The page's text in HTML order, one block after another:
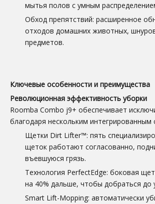
мытья полов с умным
Обход препятствий: расширенное
отходов домашних животных,
предметов.
Ключевые особенности и преимущества
Революционная эффективность уборки
Roomba Combo j9+ обеспечивает
благодаря нескольким интегрированным
Щетки Dirt Lifter™: пять
щеток работают согласованно,
въевшуюся грязь.
Технология PerfectEdge: боковая
на 40% дальше, чтобы добраться до
Smart Lift-Mopping: автоматически